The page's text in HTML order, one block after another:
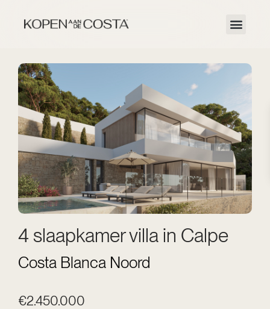
4 slaapkamer villa in Calpe
Costa Blanca Noord
€2.450.000